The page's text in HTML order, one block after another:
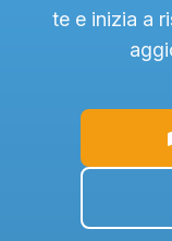
te e inizia a